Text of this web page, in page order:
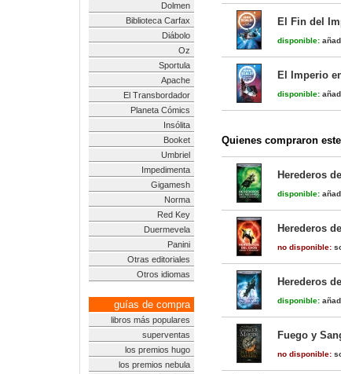
Dolmen
Biblioteca Carfax
Diábolo
Oz
Sportula
Apache
El Transbordador
Planeta Cómics
Insólita
Booket
Umbriel
Impedimenta
Gigamesh
Norma
Red Key
Duermevela
Panini
Otras editoriales
Otros idiomas
guías de compra
libros más populares
superventas
los premios hugo
los premios nebula
El Fin del
disponible:
El Imperio
disponible:
Quienes compraron
Herederos
disponible:
Herederos
no disponible:
Herederos
disponible:
Fuego y
no disponible: